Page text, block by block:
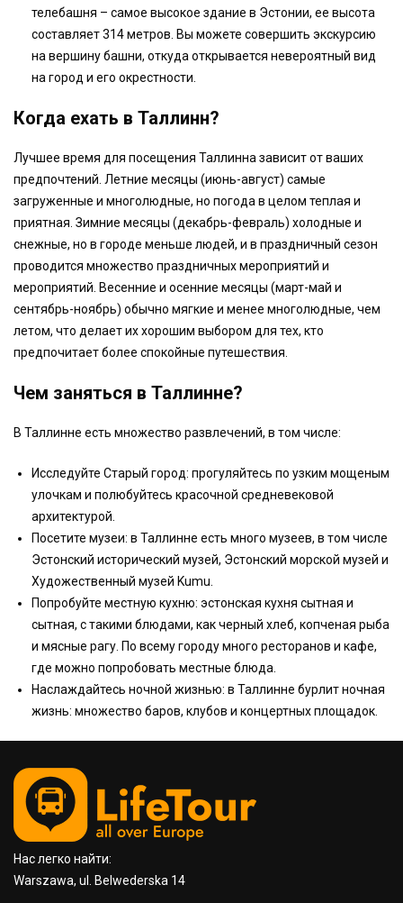
телебашня – самое высокое здание в Эстонии, ее высота
составляет 314 метров. Вы можете совершить экскурсию
на вершину башни, откуда открывается невероятный вид
на город и его окрестности.
Когда ехать в Таллинн?
Лучшее время для посещения Таллинна зависит от ваших
предпочтений. Летние месяцы (июнь-август) самые
загруженные и многолюдные, но погода в целом теплая и
приятная. Зимние месяцы (декабрь-февраль) холодные и
снежные, но в городе меньше людей, и в праздничный сезон
проводится множество праздничных мероприятий и
мероприятий. Весенние и осенние месяцы (март-май и
сентябрь-ноябрь) обычно мягкие и менее многолюдные, чем
летом, что делает их хорошим выбором для тех, кто
предпочитает более спокойные путешествия.
Чем заняться в Таллинне?
В Таллинне есть множество развлечений, в том числе:
Исследуйте Старый город: прогуляйтесь по узким мощеным
улочкам и полюбуйтесь красочной средневековой
архитектурой.
Посетите музеи: в Таллинне есть много музеев, в том числе
Эстонский исторический музей, Эстонский морской музей и
Художественный музей Kumu.
Попробуйте местную кухню: эстонская кухня сытная и
сытная, с такими блюдами, как черный хлеб, копченая рыба
и мясные рагу. По всему городу много ресторанов и кафе,
где можно попробовать местные блюда.
Наслаждайтесь ночной жизнью: в Таллинне бурлит ночная
жизнь: множество баров, клубов и концертных площадок.
Нас легко найти:
Warszawa, ul. Belwederska 14